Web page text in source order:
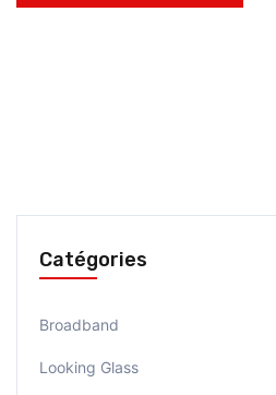
Catégories
Broadband
Looking Glass